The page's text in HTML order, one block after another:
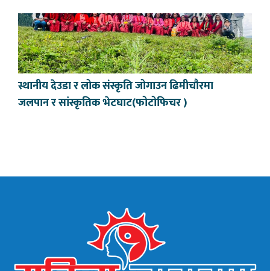
स्थानीय देउडा र लोक संस्कृति जोगाउन ढिमीचौरमा
जलपान र सांस्कृतिक भेटघाट(फोटोफिचर )